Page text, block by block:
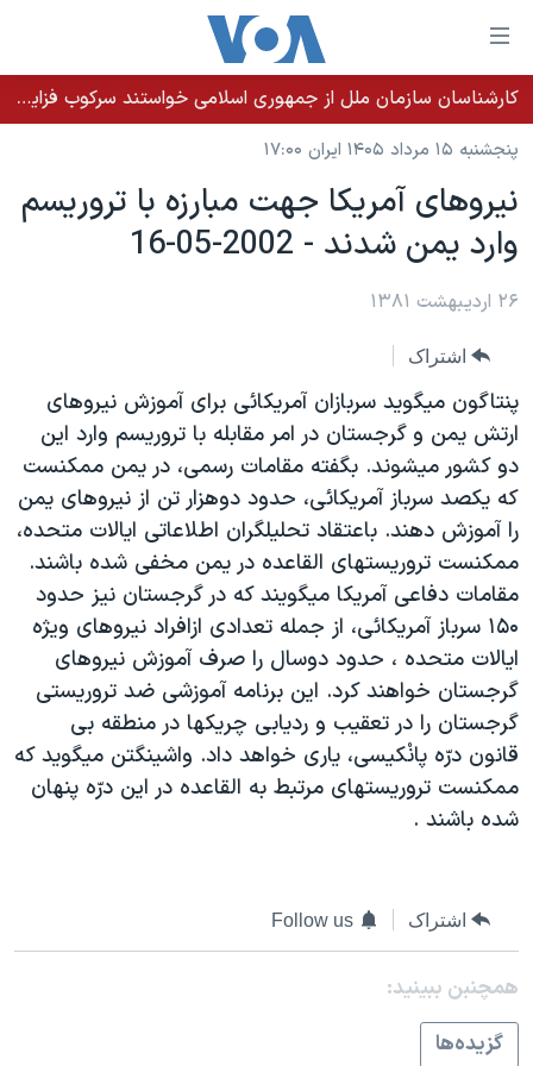
لینکهای
قابل
دسترسی
جهش
محتوای
اصلی
جهش
به
اصلی
جهش
به
جستجو
خانه
نسخه سبک وب‌سایت
موضوع ها
ایران
آمریکا
گزیده‌ها
ویژه برنامه‌ها
ویدیوها
فرهنگ و زندگی
حقوق شهروندی
اقتصادی
علم و فناوری
اسرائیل در جنگ
گالری عکس
آرشیو پخش زنده
برنامه های تلویزیونی
جدول برنامه ها
صفحه‌های ویژه
عملیات خشم حماسی
۲۵۰سالگی آمریکا
بایگانی برنامه‌های تلویزیونی
مستندها
انتخابات ریاست جمهوری آمریکا ۲۰۲۴
حمله جمهوری اسلامی به اسرائیل
رمز مهسا
ورزش زنان در ایران
اعتراضات زن، زندگی، آزادی
مجموعه مستندهای دادخواهی
قانون شفافیت دارائی کادر رهبری ایران
اعتراضات مردمی آبان ۹۸
فرکانس‌های صدای آمریکا
پخش رادیویی
یادگیری زبان انگلیسی
دنبال کنید
زبانهای مختلف
کارشناسان سازمان ملل از جمهوری اسلامی خواستند سرکوب فزاینده اقلیت‌های قومی را متوقف کند
پنجشنبه ۱۵ مرداد ۱۴۰۵ ایران ۱۷:۰۰
نيروهای آمريکا جهت مبارزه با تروريسم
وارد يمن شدند - 2002-05-16
۲۶ اردیبهشت ۱۳۸۱
اشتراک
پنتاگون ميگويد سربازان آمريکائی برای آموزش نيروهای
ارتش يمن و گرجستان در امر مقابله با تروريسم وارد اين
دو کشور ميشوند. بگفته مقامات رسمی، در يمن ممکنست
که يکصد سرباز آمريکائی، حدود دوهزار تن از نيروهای يمن
را آموزش دهند. باعتقاد تحليلگران اطلاعاتی ايالات متحده،
ممکنست تروريستهای القاعده در يمن مخفی شده باشند.
مقامات دفاعی آمريکا ميگويند که در گرجستان نيز حدود
۱۵۰ سرباز آمريکائی، از جمله تعدادی ازافراد نيروهای ويژه
ايالات متحده ، حدود دوسال را صرف آموزش نيروهای
گرجستان خواهند کرد. اين برنامه آموزشی ضد تروريستی
گرجستان را در تعقيب و رديابی چريکها در منطقه بی
قانون درّه پانْکيسی، ياری خواهد داد. واشينگتن ميگويد که
ممکنست تروريستهای مرتبط به القاعده در اين درّه پنهان
شده باشند .
اشتراک Follow us
همچنبن ببینید:
گزيده‌ها